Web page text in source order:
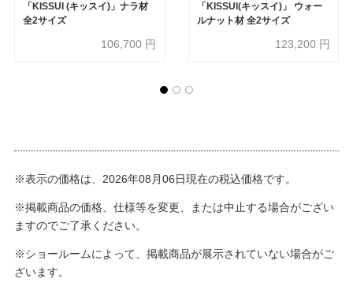
「KISSUI (キッスイ)」ナラ材
全2サイズ
106,700 円
「KISSUI(キッスイ)」 ウォー
ルナット材 全2サイズ
123,200 円
※表示の価格は、2026年08月06日現在の税込価格です。
※掲載商品の価格、仕様等を変更、または中止する場合がござい
ますのでご了承ください。
※ショールームによって、掲載商品が展示されていない場合がご
ざいます。